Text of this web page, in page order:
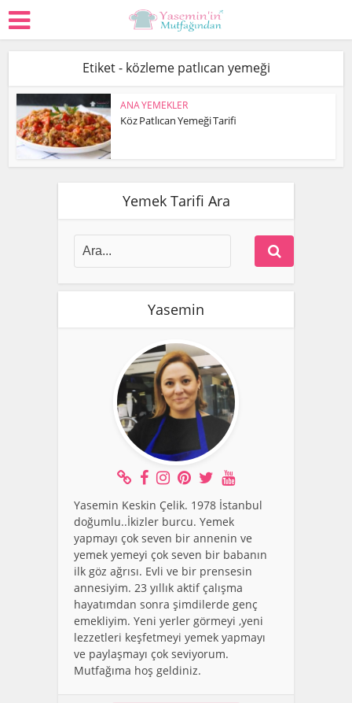
Etiket - közleme patlıcan yemeği
ANA YEMEKLER
Köz Patlıcan Yemeği Tarifi
Yemek Tarifi Ara
Yasemin
Yasemin Keskin Çelik. 1978 İstanbul
doğumlu..İkizler burcu. Yemek
yapmayı çok seven bir annenin ve
yemek yemeyi çok seven bir babanın
ilk göz ağrısı. Evli ve bir prensesin
annesiyim. 23 yıllık aktif çalışma
hayatımdan sonra şimdilerde genç
emekliyim. Yeni yerler görmeyi ,yeni
lezzetleri keşfetmeyi yemek yapmayı
ve paylaşmayı çok seviyorum.
Mutfağıma hoş geldiniz.